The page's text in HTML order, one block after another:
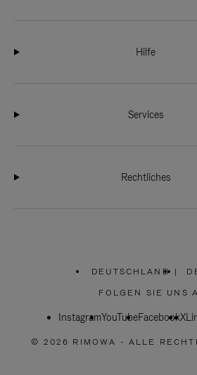
Hilfe
Services
Rechtliches
DEUTSCHLAND
WÄHLEN
SIE
REGION
|
FOLGEN SIE UNS
InstagramYouTubeFacebookX
© 2026 RIMOWA - ALLE